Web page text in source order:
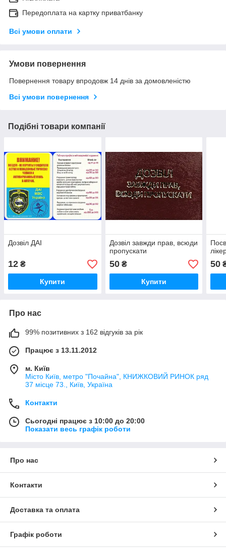
Передоплата на картку приватбанку
Всі умови оплати
Умови повернення
Повернення товару впродовж 14 днів за домовленістю
Всі умови повернення
Подібні товари компанії
Дозвіл ДАІ
12 ₴
Купити
Дозвіл завжди прав, всюди
пропускати
50₴
Купити
50
Про нас
99% позитивних з 162 відгуків за рік
Працює з 13.11.2012
м. Київ
Місто Київ, метро "Почайна", КНИЖКОВИЙ РИНОК ряд
37 місце 73., Київ, Україна
Контакти
Сьогодні працює з 10:00 до 20:00
Показати весь графік роботи
Про нас
Контакти
Доставка та оплата
Графік роботи